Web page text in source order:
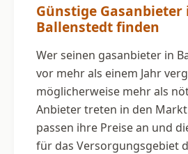
Günstige Gasanbieter
Ballenstedt finden
Wer seinen gasanbieter in
vor mehr als einem Jahr
möglicherweise mehr als
Anbieter treten in den
passen ihre Preise an und
für das Versorgungsgebiet